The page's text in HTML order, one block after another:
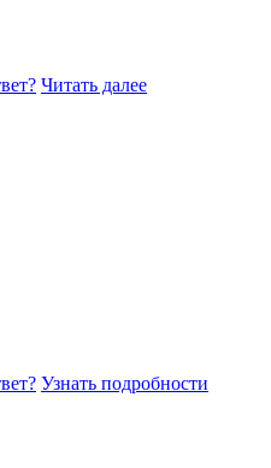
Читать далее
Узнать подробности